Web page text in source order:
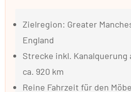
Zielregion: Greater
England
Strecke inkl. Kanalquerung
ca. 920 km
Reine Fahrzeit für den